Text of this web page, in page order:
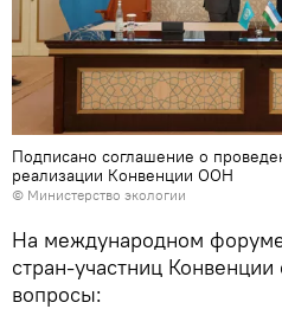
Подписано соглашение о
реализации Конвенции ООН
© Министерство экологии
На международном
стран-участниц
вопросы: